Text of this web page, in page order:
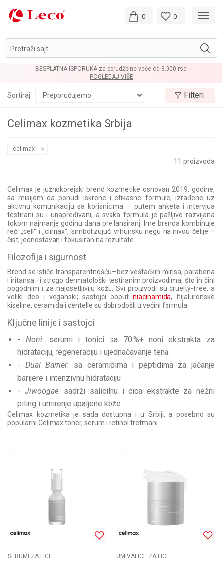
Pretraži sajt
0 0
veće od 3.000 rsd
LOYALTY
Celimax kozmetika Srbija
Sortiraj Filteri
celimax
11 proizvoda
Celimax je južnokorejski brend kozmetike osnovan 2019. godine,
sa misijom da ponudi iskrene i efikasne formule, izrađene uz
aktivnu komunikaciju sa korisnicima – putem anketa i intervjua
testirani su i unapređivani, a svaka formula je pažljivo razvijana
tokom najmanje godinu dana pre lansiranj. Ime brenda kombinuje
reči „cell“ i „climax“, simbolizujući vrhunsku negu na nivou ćelije –
čist, jednostavan i fokusiran na rezultate.
Filozofija i sigurnost
Brend se ističe transparentnošću—bez veštačkih mirisa, parabena
i iritansa—i strogo dermatološki testiranim proizvodima, što ih čini
pogodnim i za najosetljiviju kožu. Svi proizvodi su cruelty-free, a
veliki deo i veganski; sastojci poputniacinamida, hijaluronske
kiseline, ceramida i centelle su dobrodošli u većini formula.
Ključne linije i sastojci
- Noni: serumi i tonici sa 70 %+ noni ekstrakta za
hidrataciju, regeneraciju i ujednačavanje tena.
- Dual Barrier: sa ceramidima i peptidima za jačanje
barijere i intenzivnu hidrataciju
- Jiwoogae: sadrži salicilnu i cica ekstrakte za nežni
piling i umirenje upaljene kože
Celimax kozmetika je sada dostupna i u Srbiji, a posebno su
popularni Celimax toner, serum i retinol tretmani.
SERUMI ZA LICE UMIVALICE ZA LICE